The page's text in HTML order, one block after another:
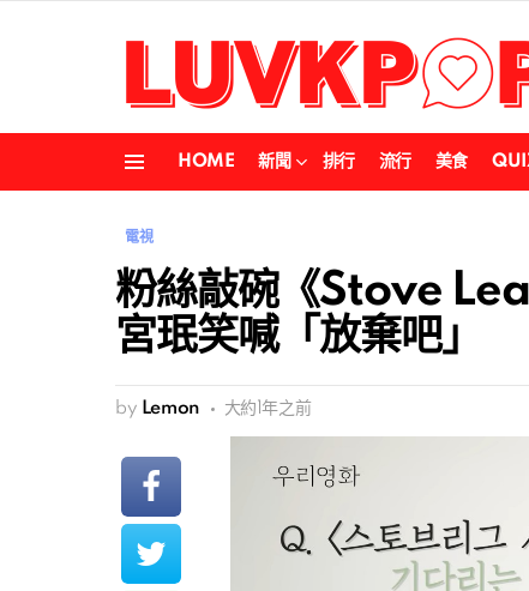
HOME 新聞 排行 流行 美食
電視
粉絲敲碗《Stove
宮珉笑喊「放棄吧」
by Lemon 大約1年之前